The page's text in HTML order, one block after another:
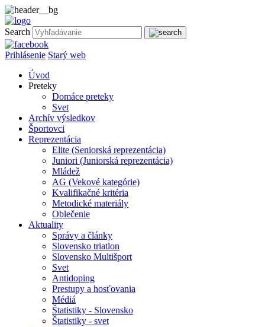
Search
Prihlásenie Starý web
Úvod
Preteky
Domáce preteky
Svet
Archív výsledkov
Športovci
Reprezentácia
Elite (Seniorská reprezentácia)
Juniori (Juniorská reprezentácia)
Mládež
AG (Vekové kategórie)
Kvalifikačné kritéria
Metodické materiály
Oblečenie
Aktuality
Správy a články
Slovensko triatlon
Slovensko Multišport
Svet
Antidoping
Prestupy a hosťovania
Médiá
Štatistiky - Slovensko
Štatistiky - svet